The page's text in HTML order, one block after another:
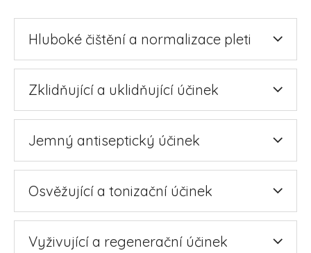
Hluboké čištění a normalizace pleti
Zklidňující a uklidňující účinek
Jemný antiseptický účinek
Osvěžující a tonizační účinek
Vyživující a regenerační účinek